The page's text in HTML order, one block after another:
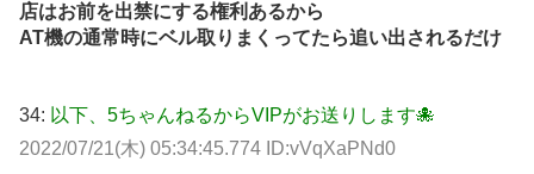
店はお前を出禁にする権利あるから
AT機の通常時にベル取りまくってたら追い出されるだけ
34: 以下、5ちゃんねるからVIPがお送りします🐙
2022/07/21(木) 05:34:45.774 ID:vVqXaPNd0